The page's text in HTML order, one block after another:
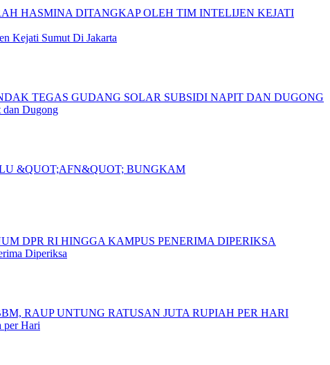
Kejati Sumut Di Jakarta
dan Dugong
Diperiksa
per Hari